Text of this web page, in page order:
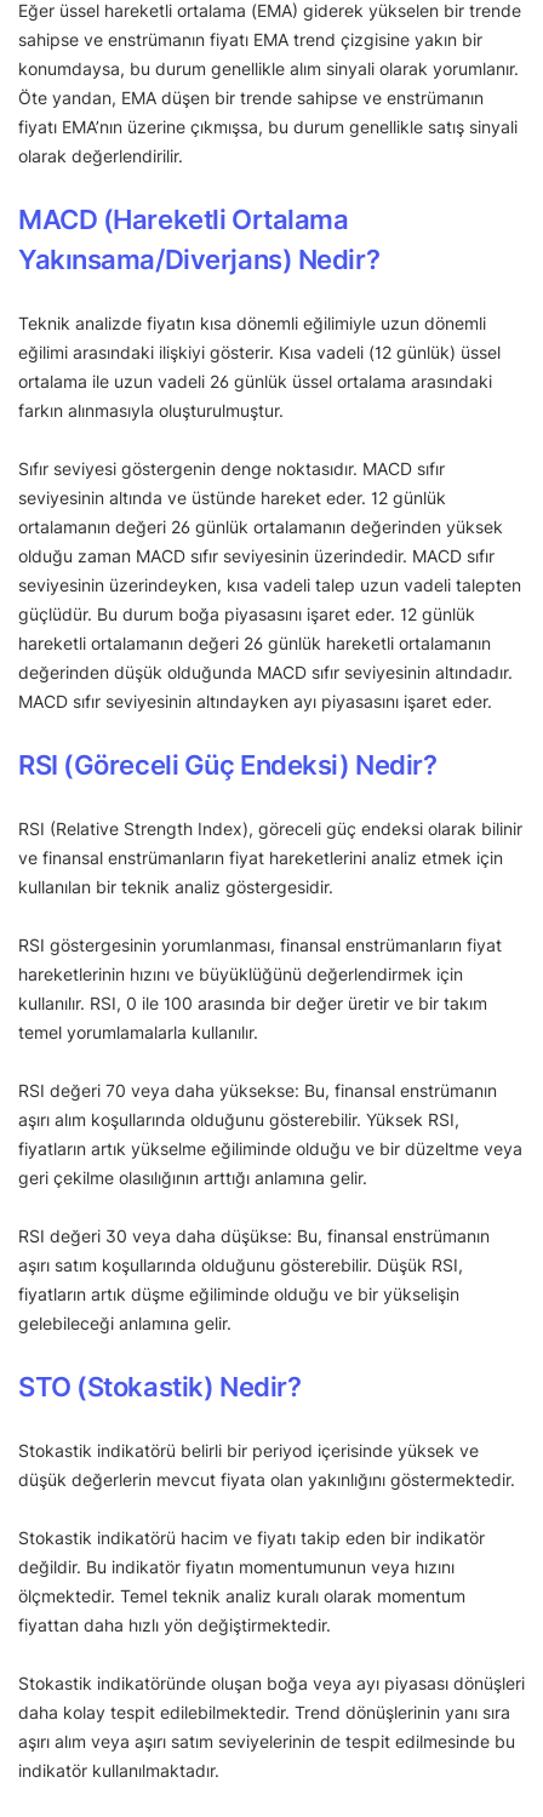
Eğer üssel hareketli ortalama (EMA) giderek yükselen bir trende
sahipse ve enstrümanın fiyatı EMA trend çizgisine yakın bir
konumdaysa, bu durum genellikle alım sinyali olarak yorumlanır.
Öte yandan, EMA düşen bir trende sahipse ve enstrümanın
fiyatı EMA’nın üzerine çıkmışsa, bu durum genellikle satış sinyali
olarak değerlendirilir.
MACD (Hareketli Ortalama
Yakınsama/Diverjans) Nedir?
Teknik analizde fiyatın kısa dönemli eğilimiyle uzun dönemli
eğilimi arasındaki ilişkiyi gösterir. Kısa vadeli (12 günlük) üssel
ortalama ile uzun vadeli 26 günlük üssel ortalama arasındaki
farkın alınmasıyla oluşturulmuştur.
Sıfır seviyesi göstergenin denge noktasıdır. MACD sıfır
seviyesinin altında ve üstünde hareket eder. 12 günlük
ortalamanın değeri 26 günlük ortalamanın değerinden yüksek
olduğu zaman MACD sıfır seviyesinin üzerindedir. MACD sıfır
seviyesinin üzerindeyken, kısa vadeli talep uzun vadeli talepten
güçlüdür. Bu durum boğa piyasasını işaret eder. 12 günlük
hareketli ortalamanın değeri 26 günlük hareketli ortalamanın
değerinden düşük olduğunda MACD sıfır seviyesinin altındadır.
MACD sıfır seviyesinin altındayken ayı piyasasını işaret eder.
RSI (Göreceli Güç Endeksi) Nedir?
RSI (Relative Strength Index), göreceli güç endeksi olarak bilinir
ve finansal enstrümanların fiyat hareketlerini analiz etmek için
kullanılan bir teknik analiz göstergesidir.
RSI göstergesinin yorumlanması, finansal enstrümanların fiyat
hareketlerinin hızını ve büyüklüğünü değerlendirmek için
kullanılır. RSI, 0 ile 100 arasında bir değer üretir ve bir takım
temel yorumlamalarla kullanılır.
RSI değeri 70 veya daha yüksekse: Bu, finansal enstrümanın
aşırı alım koşullarında olduğunu gösterebilir. Yüksek RSI,
fiyatların artık yükselme eğiliminde olduğu ve bir düzeltme veya
geri çekilme olasılığının arttığı anlamına gelir.
RSI değeri 30 veya daha düşükse: Bu, finansal enstrümanın
aşırı satım koşullarında olduğunu gösterebilir. Düşük RSI,
fiyatların artık düşme eğiliminde olduğu ve bir yükselişin
gelebileceği anlamına gelir.
STO (Stokastik) Nedir?
Stokastik indikatörü belirli bir periyod içerisinde yüksek ve
düşük değerlerin mevcut fiyata olan yakınlığını göstermektedir.
Stokastik indikatörü hacim ve fiyatı takip eden bir indikatör
değildir. Bu indikatör fiyatın momentumunun veya hızını
ölçmektedir. Temel teknik analiz kuralı olarak momentum
fiyattan daha hızlı yön değiştirmektedir.
Stokastik indikatöründe oluşan boğa veya ayı piyasası dönüşleri
daha kolay tespit edilebilmektedir. Trend dönüşlerinin yanı sıra
aşırı alım veya aşırı satım seviyelerinin de tespit edilmesinde bu
indikatör kullanılmaktadır.